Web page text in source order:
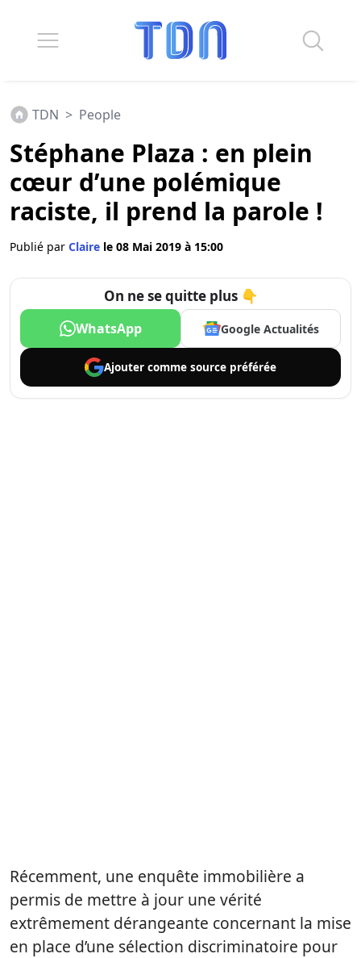
TDN > People
Stéphane Plaza : en plein
cœur d’une polémique
raciste, il prend la parole !
Publié par Claire le 08 Mai 2019 à 15:00
On ne se quitte plus 👇
WhatsApp Google Actualités
Ajouter comme source préférée
Récemment, une enquête immobilière a
permis de mettre à jour une vérité
extrêmement dérangeante concernant la mise
en place d’une sélection discriminatoire pour